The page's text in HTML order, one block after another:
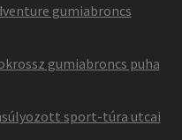
gumiabroncs
gumiabroncs puha
sport-túra utcai